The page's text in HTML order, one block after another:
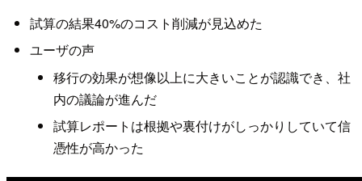
試算の結果40%のコスト削減が見込めた
ユーザの声
移行の効果が想像以上に大きいことが認識でき、社
内の議論が進んだ
試算レポートは根拠や裏付けがしっかりしていて信
憑性が高かった